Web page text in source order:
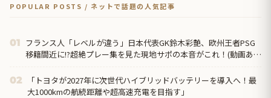
POPULAR POSTS / ネットで話題の人気記事
01 フランス人「レベルが違う」日本代表GK鈴木彩艶、欧州王者PSG
移籍間近に!?超絶プレー集を見た現地サポの本音がこれ！(動画あ
02
「トヨタが2027年に次世代ハイブリッドバッテリーを導入へ！最
大1000kmの航続距離や超高速充電を目指す」